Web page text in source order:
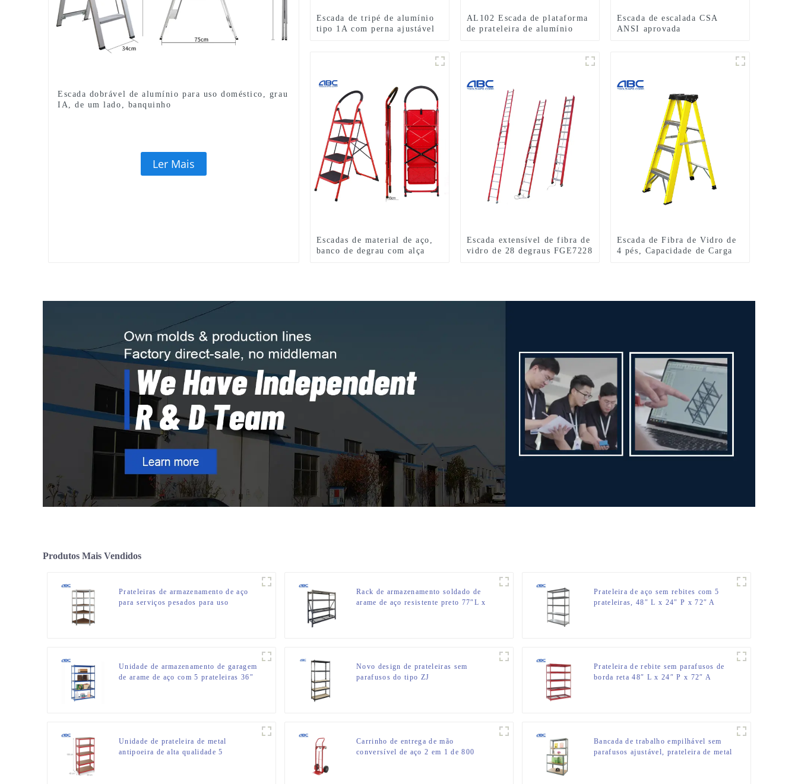
Escada dobrável de alumínio para uso doméstico, grau
IA, de um lado, banquinho
Ler Mais
Escada de tripé de alumínio
tipo 1A com perna ajustável
AL102 Escada de plataforma
de prateleira de alumínio
Escada de escalada CSA
ANSI aprovada
Escadas de material de aço,
banco de degrau com alça
Escada extensível de fibra de
vidro de 28 degraus FGE7228
Escada de Fibra de Vidro de
4 pés, Capacidade de Carga
Produtos Mais Vendidos
Prateleiras de armazenamento de aço
para serviços pesados para uso
Rack de armazenamento soldado de
arame de aço resistente preto 77″L x
Prateleira de aço sem rebites com 5
prateleiras, 48″ L x 24″ P x 72″ A
Unidade de armazenamento de garagem
de arame de aço com 5 prateleiras 36″
Novo design de prateleiras sem
parafusos do tipo ZJ
Prateleira de rebite sem parafusos de
borda reta 48″ L x 24″ P x 72″ A
Unidade de prateleira de metal
antipoeira de alta qualidade 5
Carrinho de entrega de mão
conversível de aço 2 em 1 de 800
Bancada de trabalho empilhável sem
parafusos ajustável, prateleira de metal